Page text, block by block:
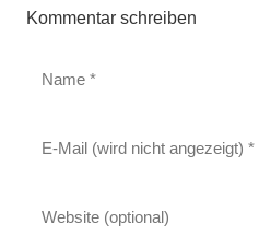
Kommentar schreiben